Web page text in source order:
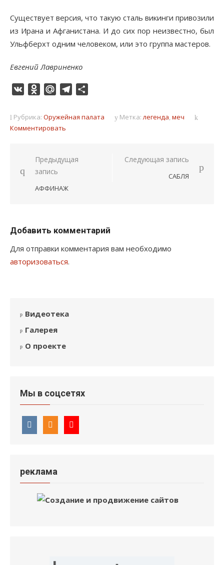
Существует версия, что такую сталь викинги привозили
из Ирана и Афганистана. И до сих пор неизвестно, был
Ульфберхт одним человеком, или это группа мастеров.
Евгений Лавриненко
VK Odnoklassniki
Mail.RuTelegram
Рубрика: Оружейная палата Метка:легенда,меч
Комментировать
Навигация
по
записям
Предыдущая
запись
АФФИНАЖ
Следующая запись
САБЛЯ
Добавить комментарий
Для отправки комментария вам необходимо
авторизоваться.
Видеотека
Галерея
О проекте
Мы в соцсетях
реклама